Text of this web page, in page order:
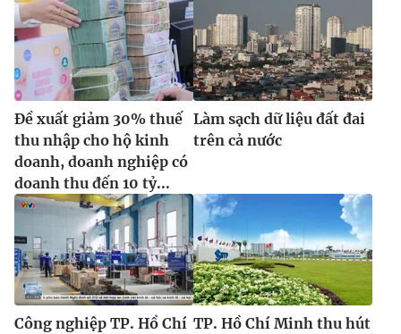
Đề xuất giảm 30% thuế
thu nhập cho hộ kinh
doanh, doanh nghiệp có
doanh thu đến 10 tỷ...
Làm sạch dữ liệu đất đai
trên cả nước
Công nghiệp TP. Hồ Chí TP. Hồ Chí Minh thu hút